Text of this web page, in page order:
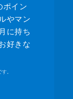
ポイン
やマン
に持ち
好きな
。